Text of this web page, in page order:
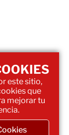
este sitio,
que
mejorar tu